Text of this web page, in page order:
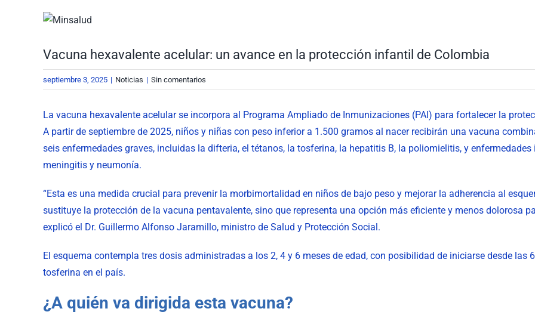
Ver
más
grande
Vacuna hexavalente acelular: un avance en la protección infantil de Colombia
septiembre 3, 2025 | Noticias | Sin comentarios
La vacuna hexavalente acelular se incorpora al Programa Ampliado de Inmunizaciones (PAI) para fortalecer la
A partir de septiembre de 2025, niños y niñas con peso inferior a 1.500 gramos al nacer recibirán una vacuna
seis enfermedades graves, incluidas la difteria, el tétanos, la tosferina, la hepatitis B, la poliomielitis, y
meningitis y neumonía.
“Esta es una medida crucial para prevenir la morbimortalidad en niños de bajo peso y mejorar la adherencia al
sustituye la protección de la vacuna pentavalente, sino que representa una opción más eficiente y menos dolorosa
explicó el Dr. Guillermo Alfonso Jaramillo, ministro de Salud y Protección Social.
El esquema contempla tres dosis administradas a los 2, 4 y 6 meses de edad, con posibilidad de iniciarse desde
tosferina en el país.
¿A quién va dirigida esta vacuna?